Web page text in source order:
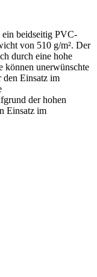
beidseitig PVC-
von 510 g/m². Der
durch eine hohe
können unerwünschte
Einsatz im
der hohen
Einsatz im